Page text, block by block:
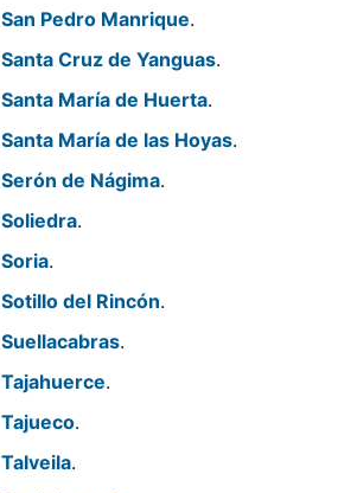
San Pedro Manrique.
Santa Cruz de Yanguas.
Santa María de Huerta.
Santa María de las Hoyas.
Serón de Nágima.
Soliedra.
Soria.
Sotillo del Rincón.
Suellacabras.
Tajahuerce.
Tajueco.
Talveila.